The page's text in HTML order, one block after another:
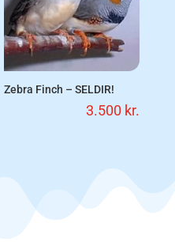
Zebra Finch – SELDIR!
3.500 kr.